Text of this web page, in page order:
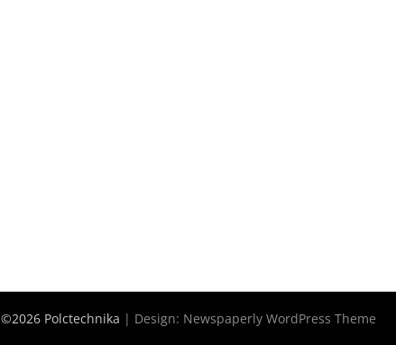
©2026 Polctechnika | Design: Newspaperly WordPress Theme